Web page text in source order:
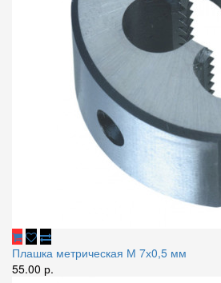
Плашка метрическая М 7х0,5 мм
55.00 р.